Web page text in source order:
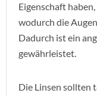
Eigenschaft
wodurch die
Dadurch ist ein
gewährleistet.
Die Linsen sollten